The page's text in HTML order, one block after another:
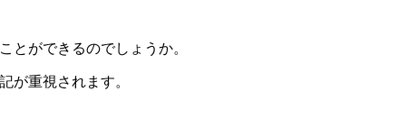
とができるのでしょうか。
が重視されます。